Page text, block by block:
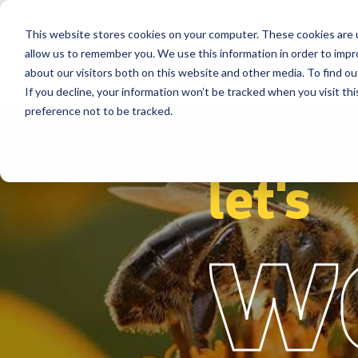
This website stores cookies on your computer. These cookies
allow us to remember you. We use this information in order to
about our visitors both on this website and other media. To find
If you decline, your information won’t be tracked when you visit
preference not to be tracked.
Secteurs Solutions Références
let's